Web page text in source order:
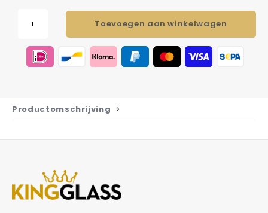
Toevoegen aan winkelwagen
Productomschrijving